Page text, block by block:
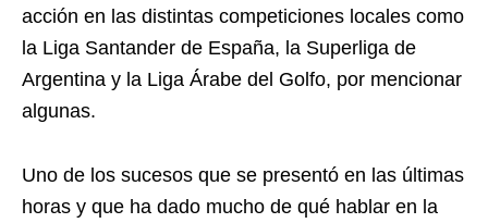
acción en las distintas competiciones locales como
la Liga Santander de España, la Superliga de
Argentina y la Liga Árabe del Golfo, por mencionar
algunas.
Uno de los sucesos que se presentó en las últimas
horas y que ha dado mucho de qué hablar en la